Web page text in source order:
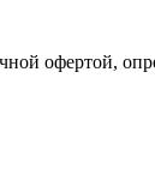
офертой,